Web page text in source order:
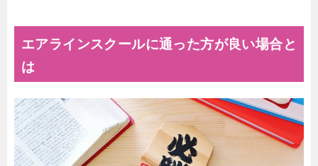
エアラインスクールに通った方が良い場合と
は